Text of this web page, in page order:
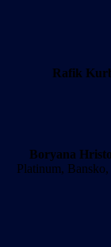
Rafik
Boryana
Platinum, Bansko,